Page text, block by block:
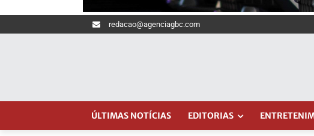
redacao@agenciagbc.com
ÚLTIMAS NOTÍCIAS EDITORIAS